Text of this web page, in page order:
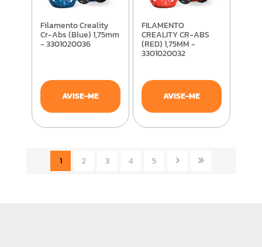
Filamento Creality
Cr-Abs (Blue) 1,75mm
- 3301020036
AVISE-ME
FILAMENTO
CREALITY CR-ABS
(RED) 1,75MM -
3301020032
AVISE-ME
1 2 3 4 5